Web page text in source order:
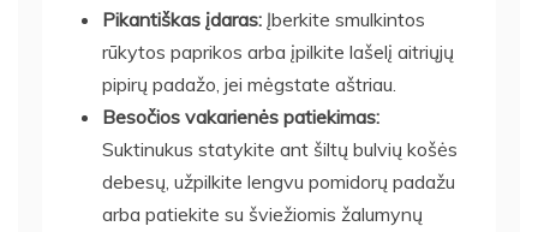
Pikantiškas įdaras: Įberkite smulkintos
rūkytos paprikos arba įpilkite lašelį aitriųjų
pipirų padažo, jei mėgstate aštriau.
Besočios vakarienės patiekimas:
Suktinukus statykite ant šiltų bulvių košės
debesų, užpilkite lengvu pomidorų padažu
arba patiekite su šviežiomis žalumynų